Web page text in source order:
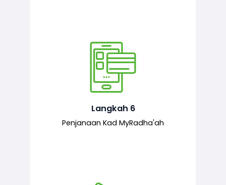
Langkah 6
Penjanaan Kad MyRadha'ah
Setelah permohonan diluluskan, kad
MyRadha’ah akan dijana.